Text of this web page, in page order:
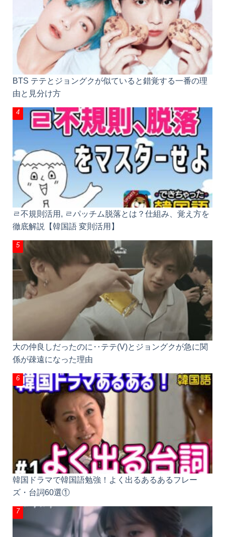
BTS テテとジョングクが似ていると錯覚する一番の理
由と見分け方
ㄹ不規則活用, ㄹパッチム脱落とは？仕組み、覚え方を
徹底解説【韓国語 変則活用】
大の仲良しだったのに‥テテ(V)とジョングクが急に関
係が疎遠になった理由
韓国ドラマで韓国語勉強！よく出るあるあるフレー
ズ・台詞60選①